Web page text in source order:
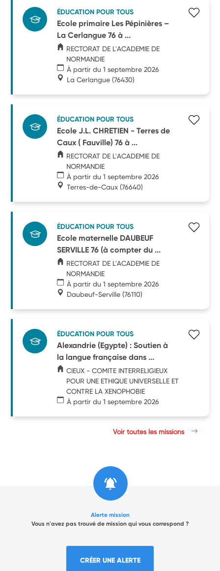
ÉDUCATION POUR TOUS
Ecole primaire Les Pépinières –
La Cerlangue 76 à ...
RECTORAT DE L'ACADEMIE DE
NORMANDIE
À partir du 1 septembre 2026
La Cerlangue (76430)
ÉDUCATION POUR TOUS
Ecole J.L. CHRETIEN - Terres de
Caux ( Fauville) 76 à ...
RECTORAT DE L'ACADEMIE DE
NORMANDIE
À partir du 1 septembre 2026
Terres-de-Caux (76640)
ÉDUCATION POUR TOUS
Ecole maternelle DAUBEUF
SERVILLE 76 (à compter du ...
RECTORAT DE L'ACADEMIE DE
NORMANDIE
À partir du 1 septembre 2026
Daubeuf-Serville (76110)
ÉDUCATION POUR TOUS
Alexandrie (Egypte) : Soutien à
la langue française dans ...
CIEUX - COMITE INTERRELIGIEUX
POUR UNE ETHIQUE UNIVERSELLE ET
CONTRE LA XENOPHOBIE
À partir du 1 septembre 2026
Voir toutes les missions
Alerte mission
Vous n'avez pas trouvé de mission qui vous correspond ?
CRÉER UNE ALERTE